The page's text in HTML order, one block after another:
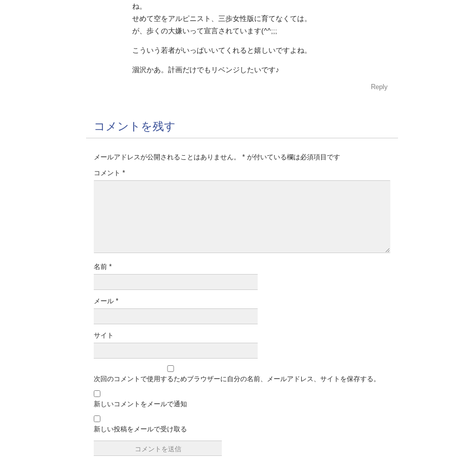
ね。
せめて空をアルピニスト、三歩女性版に育てなくては。
が、歩くの大嫌いって宣言されています(^^;;;
こういう若者がいっぱいいてくれると嬉しいですよね。
涸沢かあ。計画だけでもリベンジしたいです♪
Reply
コメントを残す
メールアドレスが公開されることはありません。 * が付いている欄は必須項目です
コメント *
名前 *
メール *
サイト
次回のコメントで使用するためブラウザーに自分の名前、メールアドレス、サイトを保存する。
新しいコメントをメールで通知
新しい投稿をメールで受け取る